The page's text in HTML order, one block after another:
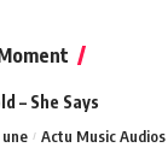
– She Says
Actu Music Audios